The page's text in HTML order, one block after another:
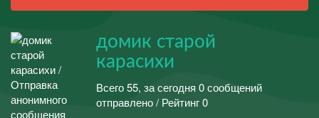
домик старой
карасихи
Всего 55, за сегодня 0 сообщений
отправлено / Рейтинг 0